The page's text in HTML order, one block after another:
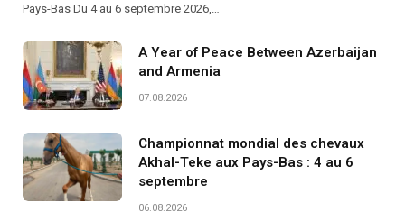
Pays-Bas Du 4 au 6 septembre 2026,…
A Year of Peace Between Azerbaijan
and Armenia
07.08.2026
Championnat mondial des chevaux
Akhal-Teke aux Pays-Bas : 4 au 6
septembre
06.08.2026